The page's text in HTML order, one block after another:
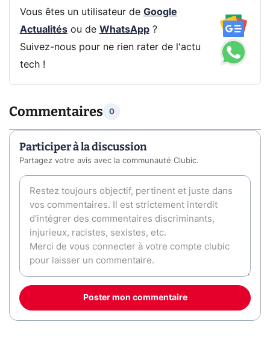
Vous êtes un utilisateur de Google
Actualitésou de WhatsApp?
Suivez-nous pour ne rien rater de l'actu
tech !
Commentaires 0
Participer à la discussion
Partagez votre avis avec la communauté Clubic.
Poster mon commentaire